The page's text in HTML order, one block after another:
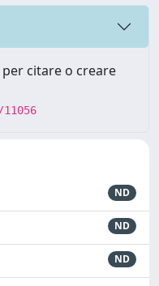
citare o creare
ND
ND
ND